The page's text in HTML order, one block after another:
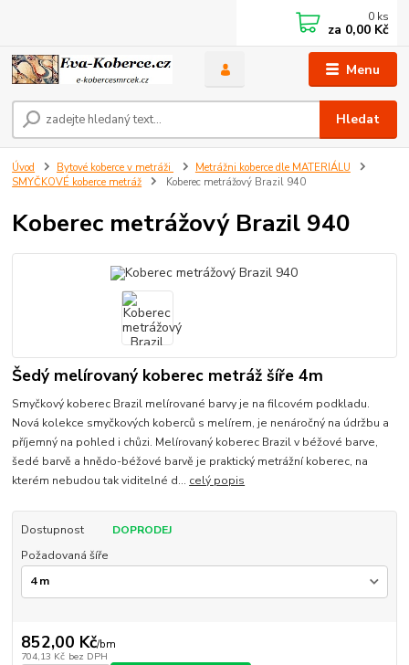
Menu
Hledat
0 ks
za 0,00 Kč
Úvod Bytové koberce v metráži
Metrážni koberce dle MATERIÁLU
SMYČKOVÉ koberce metráž
Koberec metrážový Brazil 940
Koberec metrážový Brazil 940
Šedý melírovaný koberec metráž šíře 4m
Smyčkový koberec Brazil melírované barvy je na filcovém podkladu.
Nová kolekce smyčkových koberců s melírem, je nenáročný na údržbu a
příjemný na pohled i chůzi. Melírovaný koberec Brazil v béžové barve,
šedé barvě a hnědo-béžové barvě je praktický metrážní koberec, na
kterém nebudou tak viditelné d... celý popis
Dostupnost
DOPRODEJ
Požadovaná šíře
852,00 Kč/bm
704,13 Kč bez DPH